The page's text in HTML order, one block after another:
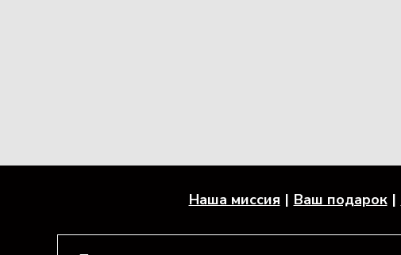
Наша миссия Ваш подарок